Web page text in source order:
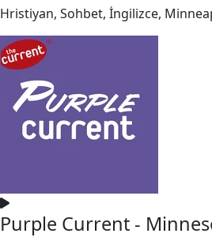
Hristiyan, Sohbet, İngilizce,
Purple Current -